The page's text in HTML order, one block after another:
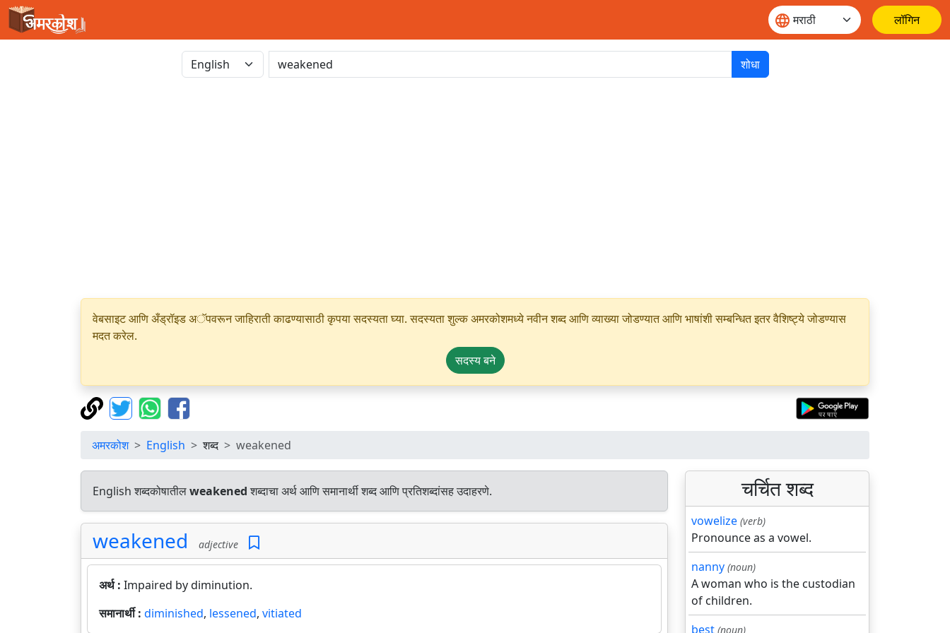
लॉगिन
शोधा
वेबसाइट आणि अँड्रॉइड अॅपवरून जाहिराती काढण्यासाठी कृपया सदस्यता घ्या. सदस्यता शुल्क अमरकोशमध्ये नवीन शब्द आणि व्याख्या जोडण्यात आणि भाषांशी सम्बन्धित इतर वैशिष्ट्ये जोडण्यास
मदत करेल.
सदस्य बने
अमरकोश English शब्द weakened
English शब्दकोषातीलweakenedशब्दाचा अर्थ आणि समानार्थी शब्द आणि प्रतिशब्दांसह उदाहरणे.
weakened adjective
अर्थ : Impaired by diminution.
समानार्थी : diminished, lessened, vitiated
चर्चित शब्द
vowelize (verb)
Pronounce as a vowel.
nanny (noun)
A woman who is the custodian
of children.
best (noun)